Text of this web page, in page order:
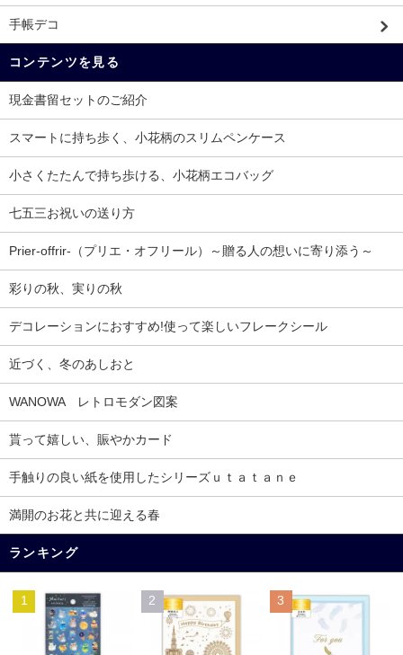
手帳デコ
コンテンツを見る
現金書留セットのご紹介
スマートに持ち歩く、小花柄のスリムペンケース
小さくたたんで持ち歩ける、小花柄エコバッグ
七五三お祝いの送り方
Prier-offrir-（プリエ・オフリール）～贈る人の想いに寄り添う～
彩りの秋、実りの秋
デコレーションにおすすめ!使って楽しいフレークシール
近づく、冬のあしおと
WANOWA レトロモダン図案
貰って嬉しい、賑やかカード
手触りの良い紙を使用したシリーズｕｔａｔａｎｅ
満開のお花と共に迎える春
ランキング
1 2 3